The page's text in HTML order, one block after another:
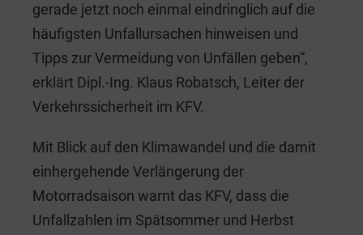
gerade jetzt noch einmal eindringlich auf die
häufigsten Unfallursachen hinweisen und
Tipps zur Vermeidung von Unfällen geben“,
erklärt Dipl.-Ing. Klaus Robatsch, Leiter der
Verkehrssicherheit im KFV.
Mit Blick auf den Klimawandel und die damit
einhergehende Verlängerung der
Motorradsaison warnt das KFV, dass die
Unfallzahlen im Spätsommer und Herbst